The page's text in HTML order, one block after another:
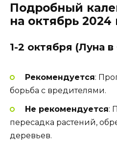
Подробный
на октябрь 2024
1-2 октября (Луна
Рекомендуется:
борьба с вредителями.
Не рекомендуется:
пересадка растений,
деревьев.